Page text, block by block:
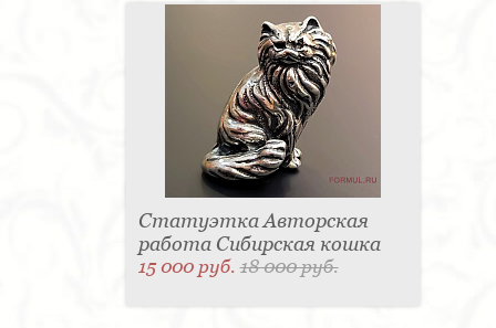
Статуэтка Авторская
работа Сибирская кошка
15 000 руб.18 000 руб.